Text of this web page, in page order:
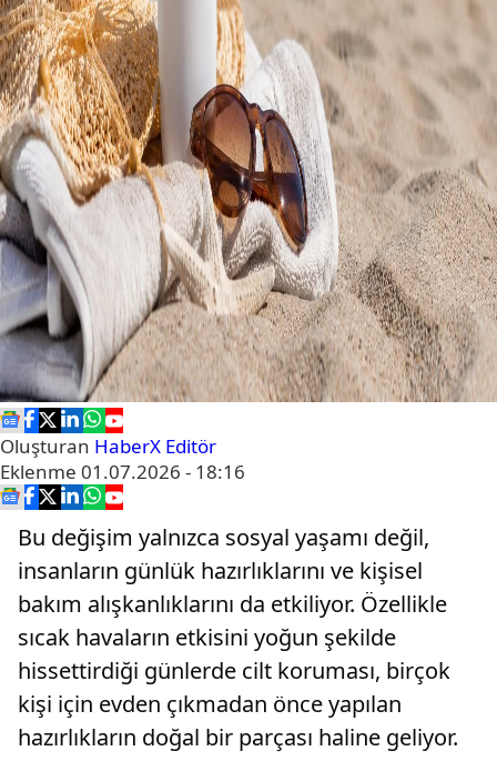
Oluşturan HaberX Editör
Eklenme 01.07.2026 - 18:16
Bu değişim yalnızca sosyal yaşamı değil,
insanların günlük hazırlıklarını ve kişisel
bakım alışkanlıklarını da etkiliyor. Özellikle
sıcak havaların etkisini yoğun şekilde
hissettirdiği günlerde cilt koruması, birçok
kişi için evden çıkmadan önce yapılan
hazırlıkların doğal bir parçası haline geliyor.